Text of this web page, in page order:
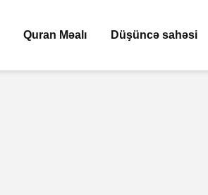
Quran Məalı Düşüncə sahəsi